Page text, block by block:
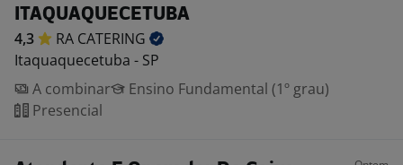
ITAQUAQUECETUBA
4,3 RA CATERING
Itaquaquecetuba - SP
A combinar
Ensino Fundamental (1º grau)
Presencial